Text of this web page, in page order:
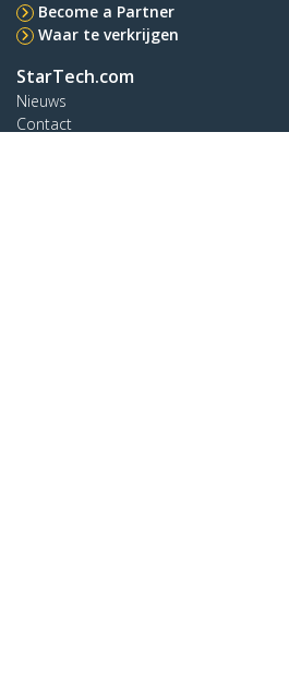
Become a Partner
Waar te verkrijgen
StarTech.com
Nieuws
Contact